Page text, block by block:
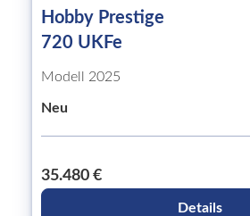
Hobby Prestige
720 UKFe
Modell 2025
Neu
35.480 €
Details